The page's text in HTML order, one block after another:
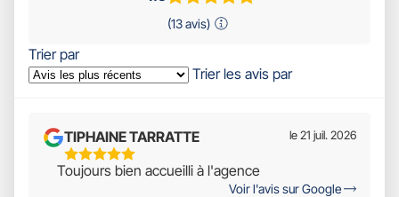
(13 avis)
Trier par
Trier les avis par
TIPHAINE TARRATTE
5
Étoiles
le 21 juil. 2026
Toujours bien accueilli à l'agence
Voir l'avis sur Google